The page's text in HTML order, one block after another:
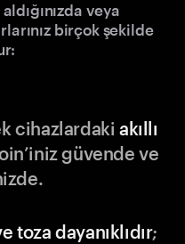
veya
birçok şekilde
cihazlardakiakıllı
güvende ve
toza dayanıklıdır;